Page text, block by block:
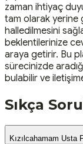
zaman ihtiyaç
tam olarak yerine
halledilmesini
beklentilerinize
araya getirir. Bu
sürecinizde
bulabilir ve
Sıkça
Kızılcahamam Usta